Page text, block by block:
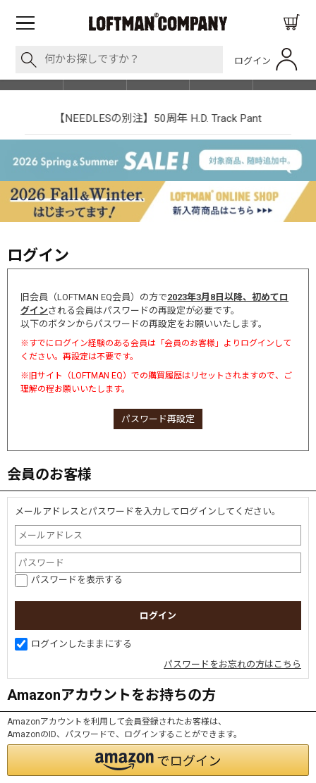
ログイン
SHOP LIST
【NEEDLESの別注】50周年 H.D. Track Pant
ログイン
旧会員（LOFTMAN EQ会員）の方で2023年3月8日以降、初めてロ
グインされる会員はパスワードの再設定が必要です。
以下のボタンからパスワードの再設定をお願いいたします。
※すでにログイン経験のある会員は「会員のお客様」よりログインして
ください。再設定は不要です。
※旧サイト（LOFTMAN EQ）での購買履歴はリセットされますので、ご
理解の程お願いいたします。
パスワード再設定
会員のお客様
メールアドレスとパスワードを入力してログインしてください。
パスワードを表示する
ログインしたままにする
パスワードをお忘れの方はこちら
Amazonアカウントをお持ちの方
Amazonアカウントを利用して会員登録されたお客様は、
AmazonのID、パスワードで、ログインすることができます。